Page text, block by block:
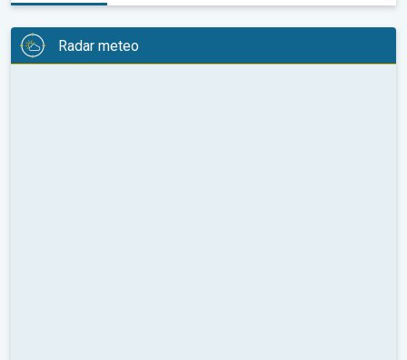
Radar meteo